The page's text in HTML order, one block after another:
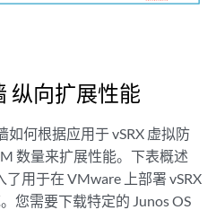
纵向扩展性能
如何根据应用于 vSRX 虚拟防
数量来扩展性能。下表概述
了用于在 VMware 上部署 vSRX
您需要下载特定的 Junos OS